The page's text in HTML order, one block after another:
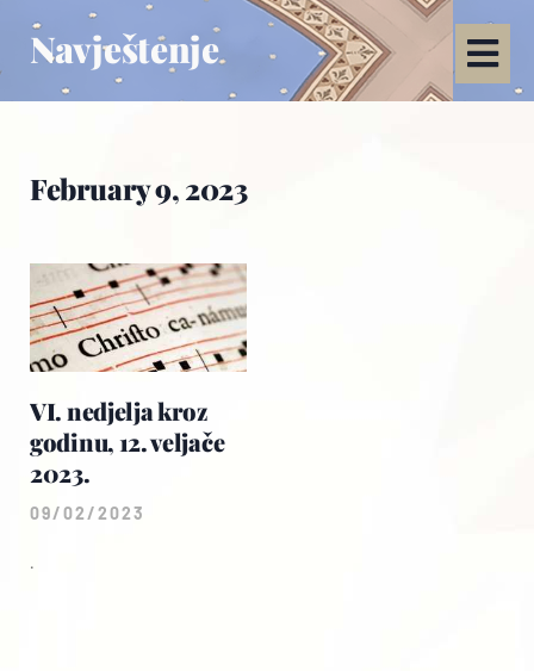
Navještenje
February 9, 2023
VI. nedjelja kroz
godinu, 12. veljače
2023.
09/02/2023
.